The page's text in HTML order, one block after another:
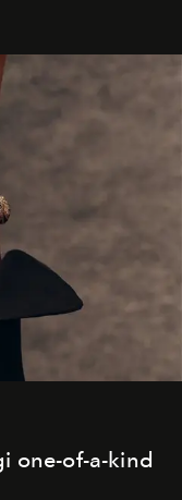
one-of-a-kind